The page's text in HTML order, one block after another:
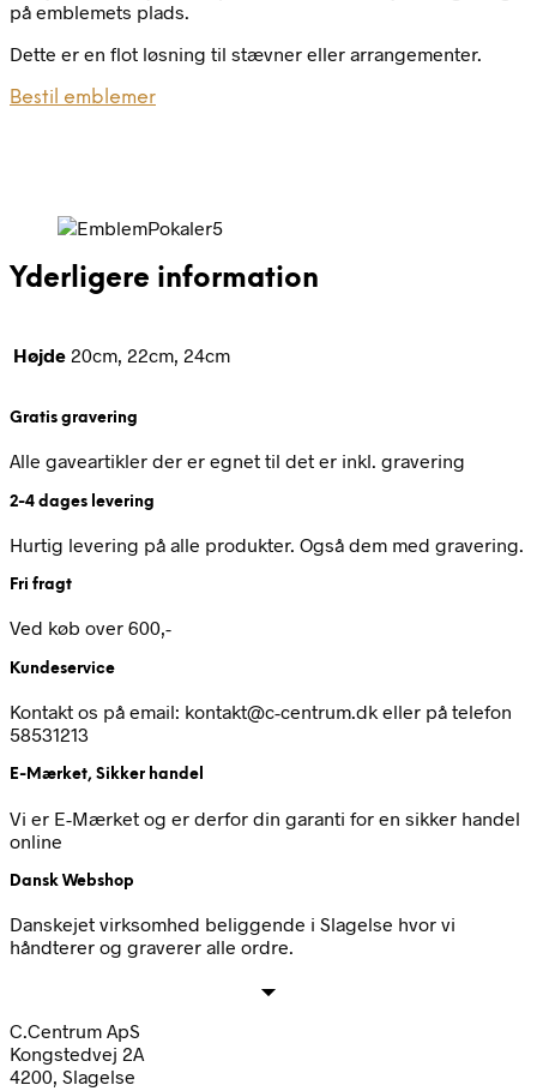
på emblemets plads.
Dette er en flot løsning til stævner eller arrangementer.
Bestil emblemer
Yderligere information
Højde 20cm, 22cm, 24cm
Gratis gravering
Alle gaveartikler der er egnet til det er inkl. gravering
2-4 dages levering
Hurtig levering på alle produkter. Også dem med gravering.
Fri fragt
Ved køb over 600,-
Kundeservice
Kontakt os på email: kontakt@c-centrum.dk eller på telefon
58531213
E-Mærket, Sikker handel
Vi er E-Mærket og er derfor din garanti for en sikker handel
online
Dansk Webshop
Danskejet virksomhed beliggende i Slagelse hvor vi
håndterer og graverer alle ordre.
C.Centrum ApS
Kongstedvej 2A
4200, Slagelse